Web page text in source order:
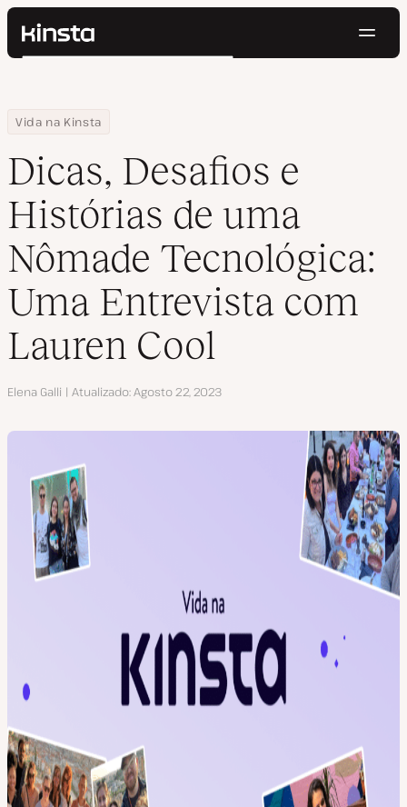
Kinsta®
Preços
Contato
Pesquisar
Home
Centro de Recursos
Blog
Vida na Kinsta
Dicas, Desafios e Histórias de uma Nômade Tecnológica: Uma
Dicas, Desafios e
Histórias de uma
Nômade Tecnológica:
Uma Entrevista com
Lauren Cool
Autor
Elena Galli Atualizado Agosto 22, 2023